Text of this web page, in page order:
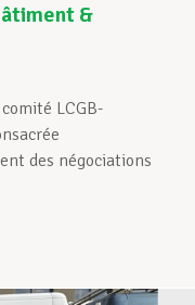
&
LCGB-
des négociations